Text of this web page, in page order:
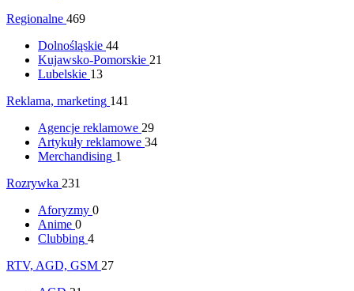
Regionalne 469
Dolnośląskie 44
Kujawsko-Pomorskie 21
Lubelskie 13
Reklama, marketing 141
Agencje reklamowe 29
Artykuły reklamowe 34
Merchandising 1
Rozrywka 231
Aforyzmy 0
Anime 0
Clubbing 4
RTV, AGD, GSM 27